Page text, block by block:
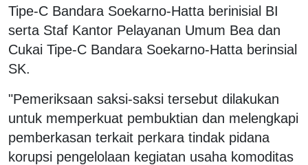
Tipe-C Bandara Soekarno-Hatta berinisial BI
serta Staf Kantor Pelayanan Umum Bea dan
Cukai Tipe-C Bandara Soekarno-Hatta berinsial
SK.
"Pemeriksaan saksi-saksi tersebut dilakukan
untuk memperkuat pembuktian dan melengkapi
pemberkasan terkait perkara tindak pidana
korupsi pengelolaan kegiatan usaha komoditas